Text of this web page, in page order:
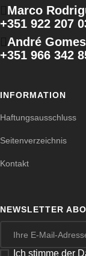
Marco
+351 922 207
André Gomes
+351 966 342
INFORMATION
Haftungsausschluss
Seitenverzeichnis
Kontakt
NEWSLETTER
Ich stimme der